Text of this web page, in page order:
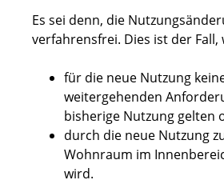
Es sei denn, die
verfahrensfrei. Dies ist der Fall,
für die neue Nutzung
weitergehenden
bisherige Nutzung gelten
durch die neue Nutzung
Wohnraum im
wird.